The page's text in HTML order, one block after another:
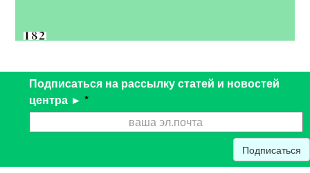
Подписаться на рассылку статей и новостей
центра ► *
Подписаться